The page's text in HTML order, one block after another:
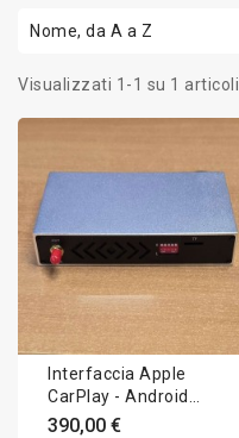
Nome, da A a Z
Visualizzati 1-1 su 1 articoli
Interfaccia Apple
CarPlay - Android
Auto - Bmw
390,00 €